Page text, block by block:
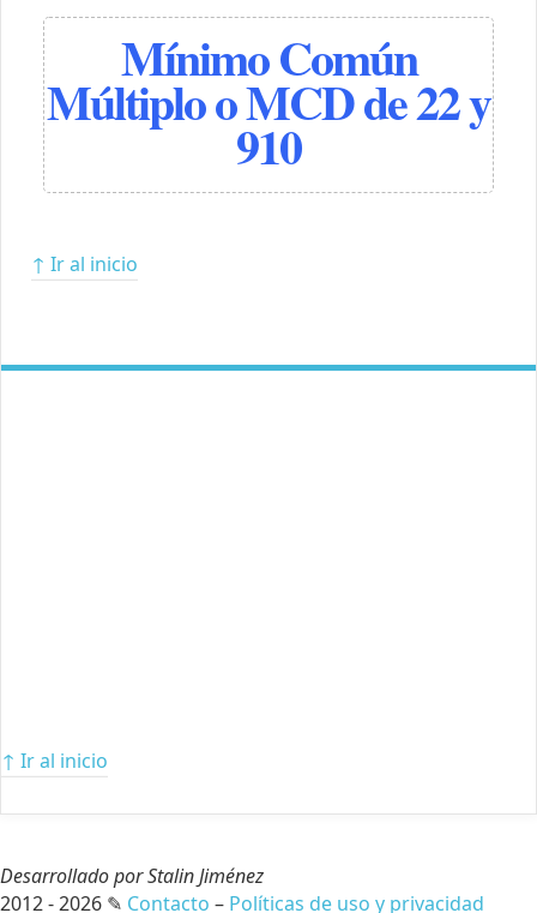
Mínimo Común
Múltiplo o MCD de 22 y
910
↑ Ir al inicio
↑ Ir al inicio
Desarrollado por Stalin Jiménez
2012 - 2026 ✎ Contacto – Políticas de uso y privacidad